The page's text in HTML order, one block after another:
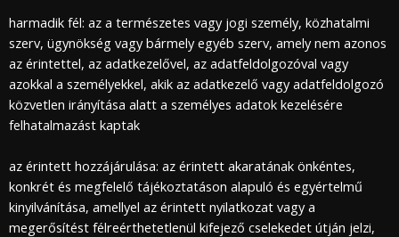
harmadik fél: az a természetes vagy jogi személy, közhatalmi
szerv, ügynökség vagy bármely egyéb szerv, amely nem azonos
az érintettel, az adatkezelővel, az adatfeldolgozóval vagy
azokkal a személyekkel, akik az adatkezelő vagy adatfeldolgozó
közvetlen irányítása alatt a személyes adatok kezelésére
felhatalmazást kaptak
az érintett hozzájárulása: az érintett akaratának önkéntes,
konkrét és megfelelő tájékoztatáson alapuló és egyértelmű
kinyilvánítása, amellyel az érintett nyilatkozat vagy a
megerősítést félreérthetetlenül kifejező cselekedet útján jelzi,